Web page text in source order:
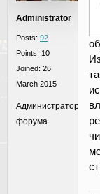
Administrator
Posts: 92
Points: 10
Joined: 26
March 2015
Администратор
форума